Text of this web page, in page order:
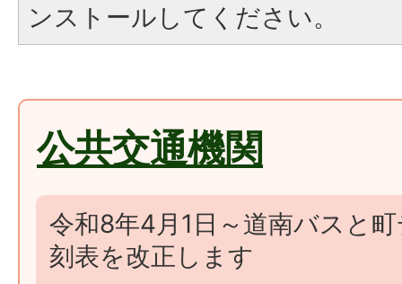
ンストールしてください。
公共交通機関
令和8年4月1日～道南バスと
刻表を改正します